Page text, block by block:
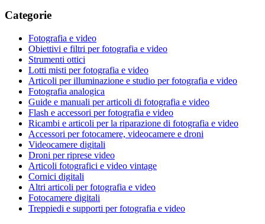
Categorie
Fotografia e video
Obiettivi e filtri per fotografia e video
Strumenti ottici
Lotti misti per fotografia e video
Articoli per illuminazione e studio per fotografia e video
Fotografia analogica
Guide e manuali per articoli di fotografia e video
Flash e accessori per fotografia e video
Ricambi e articoli per la riparazione di fotografia e video
Accessori per fotocamere, videocamere e droni
Videocamere digitali
Droni per riprese video
Articoli fotografici e video vintage
Cornici digitali
Altri articoli per fotografia e video
Fotocamere digitali
Treppiedi e supporti per fotografia e video